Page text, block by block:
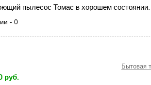
пылесос Томас в хорошем состоянии.
- 0
Бытовая
руб.